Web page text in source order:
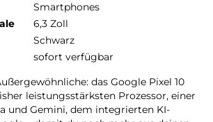
Smartphones
6,3 Zoll
Schwarz
sofort verfügbar
das Google Pixel 10
leistungsstärksten Prozessor, einer
und Gemini, dem integrierten KI-